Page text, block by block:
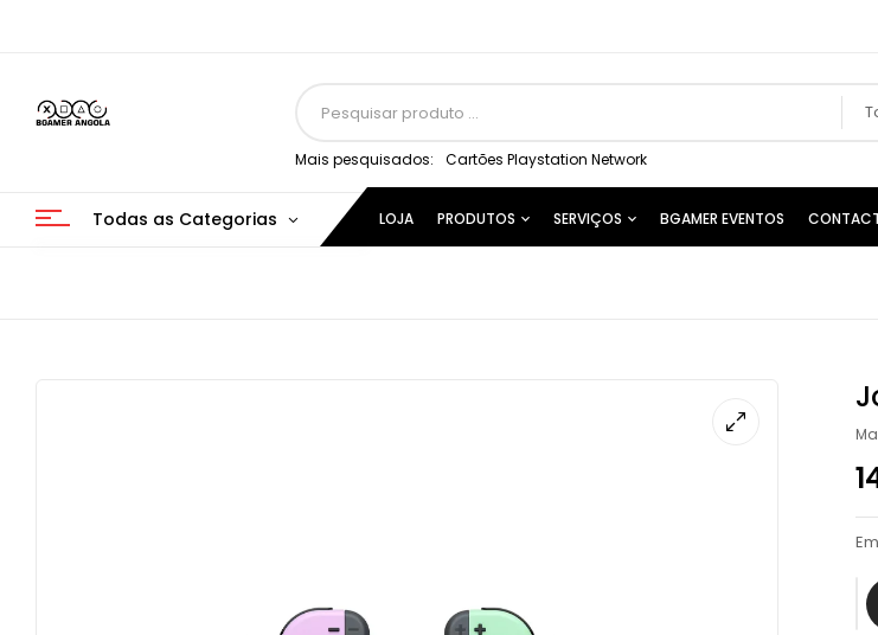
Mais pesquisados: Cartões Playstation Network
Todas as Categorias LOJA PRODUTOS SERVIÇOS BGAMER EVENTOS